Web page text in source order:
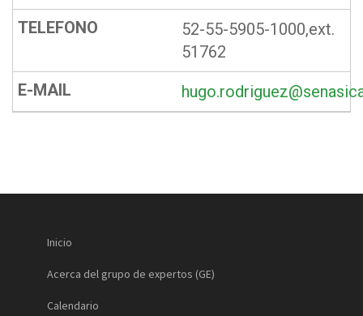
52-55-5905-1000,ext.
51762
Inicio
Acerca del grupo de expertos (GE)
Calendario